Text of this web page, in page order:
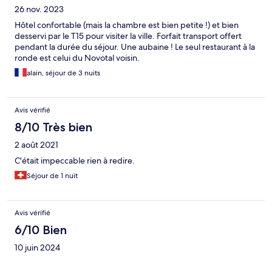
26 nov. 2023
Hôtel confortable (mais la chambre est bien petite !) et bien
desservi par le T15 pour visiter la ville. Forfait transport offert
pendant la durée du séjour. Une aubaine ! Le seul restaurant à la
ronde est celui du Novotal voisin.
alain, séjour de 3 nuits
Avis vérifié
8/10 Très bien
2 août 2021
C'était impeccable rien à redire.
Séjour de 1 nuit
Avis vérifié
6/10 Bien
10 juin 2024